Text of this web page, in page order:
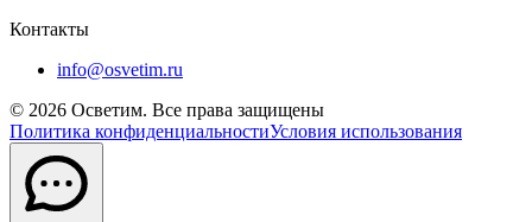
Контакты
info@osvetim.ru
© 2026 Осветим. Все права защищены
Политика конфиденциальностиУсловия использования